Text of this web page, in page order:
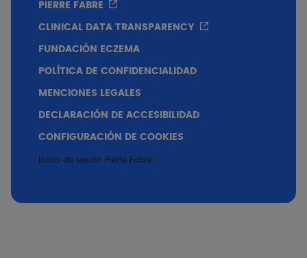
15 min
PIERRE FABRE
CLINICAL DATA TRANSPARENCY
FUNDACIÓN ECZEMA
POLÍTICA DE CONFIDENCIALIDAD
MENCIONES LEGALES
DECLARACIÓN DE ACCESIBILIDAD
CONFIGURACIÓN DE COOKIES
Inicio de sesión Pierre Fabre